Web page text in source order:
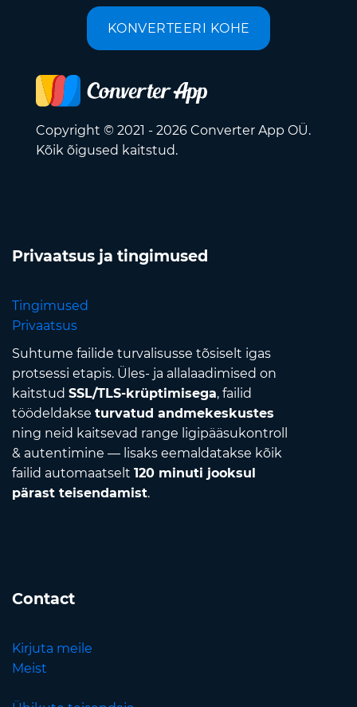
KONVERTEERI KOHE
Copyright © 2021 - 2026 Converter App OÜ.
Kõik õigused kaitstud.
Privaatsus ja tingimused
Tingimused
Privaatsus
Suhtume failide turvalisusse tõsiselt igas
protsessi etapis. Üles- ja allalaadimised on
kaitstud SSL/TLS-krüptimisega, failid
töödeldakse turvatud andmekeskustes
ning neid kaitsevad range ligipääsukontroll
& autentimine — lisaks eemaldatakse kõik
failid automaatselt 120 minuti jooksul
pärast teisendamist.
Contact
Kirjuta meile
Meist